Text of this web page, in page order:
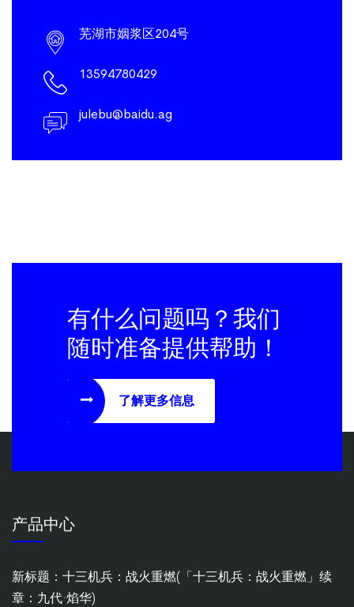
芜湖市姻浆区204号
13594780429
julebu@baidu.ag
有什么问题吗？我们
随时准备提供帮助！
了解更多信息
产品中心
新标题：十三机兵：战火重燃(「十三机兵：战火重燃」续
章：九代·焰华)